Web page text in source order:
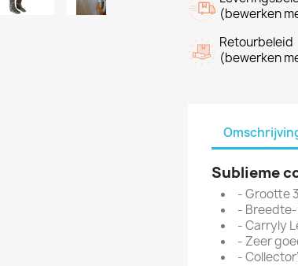
(bewerken
Retourbeleid
(bewerken
Sublieme
- Grootte
-
- Carryly
- Zeer
-